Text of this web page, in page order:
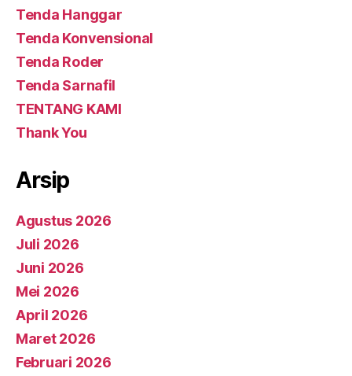
Tenda Hanggar
Tenda Konvensional
Tenda Roder
Tenda Sarnafil
TENTANG KAMI
Thank You
Arsip
Agustus 2026
Juli 2026
Juni 2026
Mei 2026
April 2026
Maret 2026
Februari 2026